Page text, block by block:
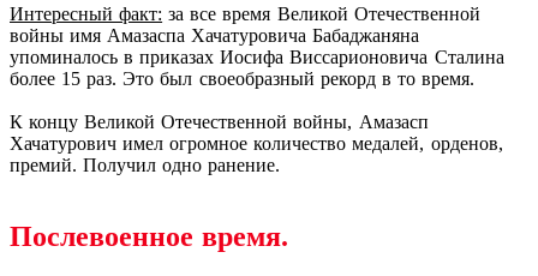
Интересный факт: за все время Великой Отечественной
войны имя Амазаспа Хачатуровича Бабаджаняна
упоминалось в приказах Иосифа Виссарионовича Сталина
более 15 раз. Это был своеобразный рекорд в то время.
К концу Великой Отечественной войны, Амазасп
Хачатурович имел огромное количество медалей, орденов,
премий. Получил одно ранение.
Послевоенное время.